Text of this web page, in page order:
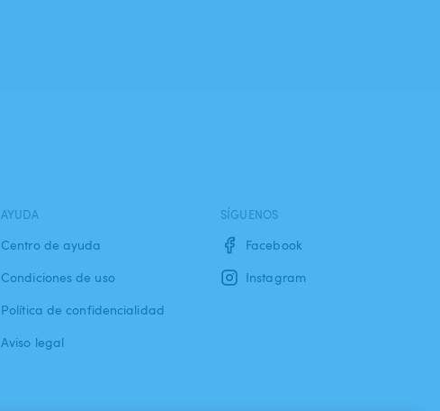
AYUDA
Centro de ayuda
Condiciones de uso
Política de confidencialidad
Aviso legal
SÍGUENOS
Facebook
Instagram